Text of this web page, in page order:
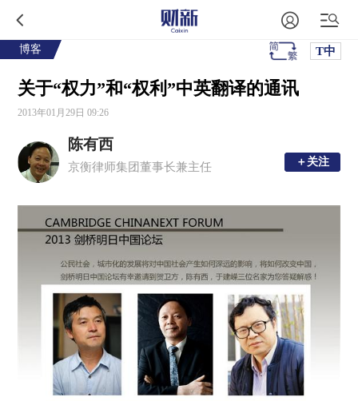
博客 T中
关于“权力”和“权利”中英翻译的通讯
2013年01月29日 09:26
陈有西
京衡律师集团董事长兼主任 ＋关注
＋关注